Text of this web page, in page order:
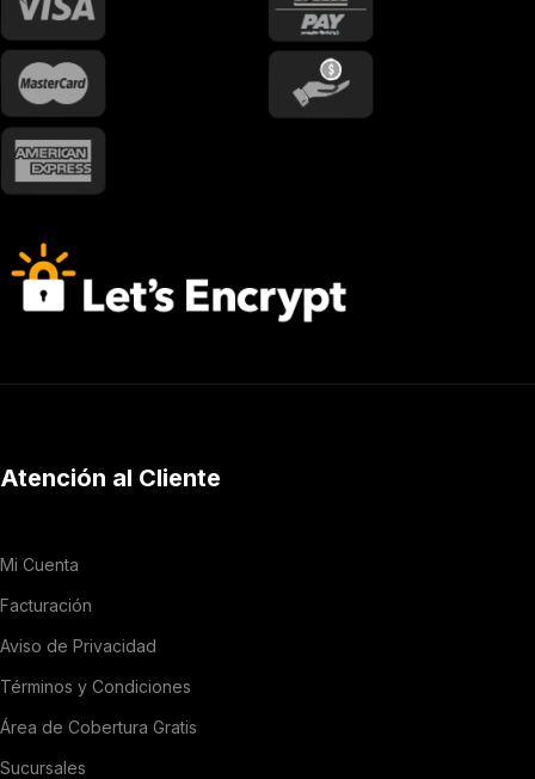
Atención al Cliente
Mi Cuenta
Facturación
Aviso de Privacidad
Términos y Condiciones
Área de Cobertura Gratis
Sucursales